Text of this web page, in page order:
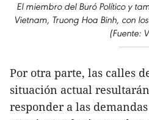
El miembro del Buró Político y
Vietnam, Truong Hoa Binh, con
(Fuente:
Por otra parte, las calles
situación actual
responder a las